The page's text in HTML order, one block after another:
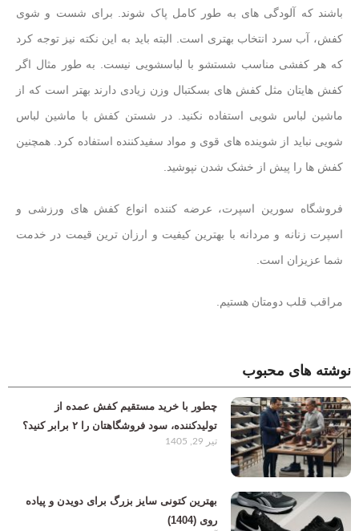
باشند که آلودگی های به طور کامل پاک شوند. برای شست و شوی
کفش، آب سرد انتخاب بهتری است. البته باید به این نکته نیز توجه کرد
که هر کفشی مناسب شستشو با لباسشویی نیست. به طور مثال اگر
کفش هایتان مثل کفش های بسکتبال وزن زیادی دارند بهتر است که از
ماشین لباس شویی استفاده نکنید. در شستن کفش با ماشین لباس
شویی نباید از شوینده های قوی و مواد سفیدکننده استفاده کرد. همچنین
کفش ها را پیش از خشک شدن نپوشید.
فروشگاه سورین اسپرت، عرضه کننده انواع کفش های ورزشی و
اسپرت زنانه و مردانه با بهترین کیفیت و ارزان ترین قیمت در خدمت
شما عزیزان است.
مراقب قلب دومتان هستیم.
نوشته های محبوب
چطور با خرید مستقیم کفش عمده از
تولیدکننده، سود فروشگاهتان را ۲ برابر کنید؟
تیر 29, 1405
بهترین کتونی سایز بزرگ برای دویدن و پیاده
روی (1404)